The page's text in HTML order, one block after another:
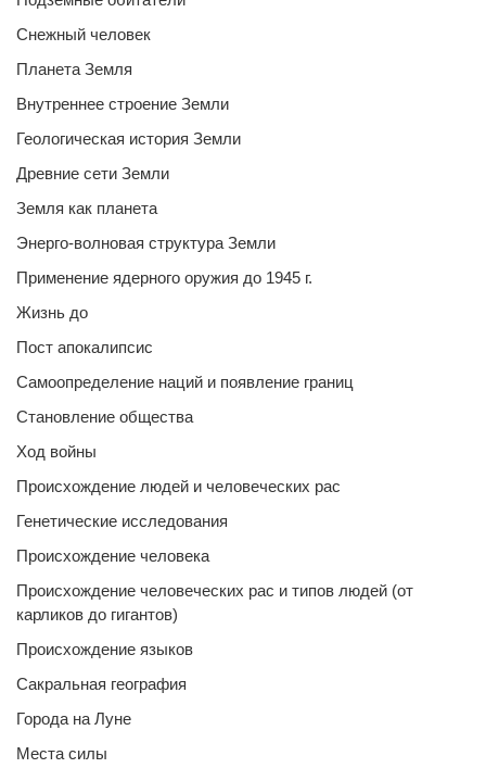
Снежный человек
Планета Земля
Внутреннее строение Земли
Геологическая история Земли
Древние сети Земли
Земля как планета
Энерго-волновая структура Земли
Применение ядерного оружия до 1945 г.
Жизнь до
Пост апокалипсис
Самоопределение наций и появление границ
Становление общества
Ход войны
Происхождение людей и человеческих рас
Генетические исследования
Происхождение человека
Происхождение человеческих рас и типов людей (от
карликов до гигантов)
Происхождение языков
Сакральная география
Города на Луне
Места силы